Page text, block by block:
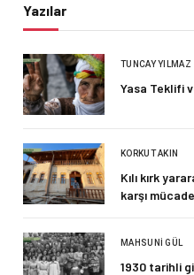
Yazılar
TUNCAY YILMAZ
Yasa Teklifi
KORKUT AKIN
Kılı kırk
karşı
MAHSUNI GÜL
1930 tarihli